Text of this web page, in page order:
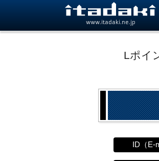
www.itadaki.ne.jp
Lポイ
ID（E-